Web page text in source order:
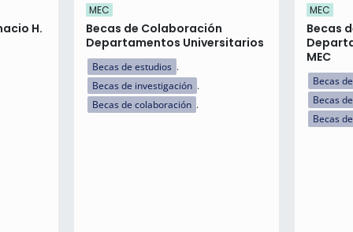
H.
MEC
Becas de Colaboración
Departamentos Universitarios
Becas de estudios
Becas de investigación
Becas de colaboración
MEC
Becas
MEC
Becas
Becas
Becas